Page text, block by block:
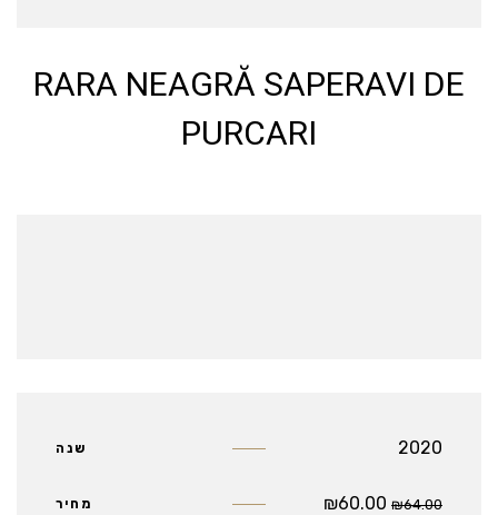
RARA NEAGRĂ SAPERAVI DE
PURCARI
שנה 2020
מחיר ₪64.00
₪60.00